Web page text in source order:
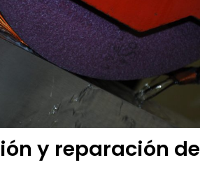
y reparación de